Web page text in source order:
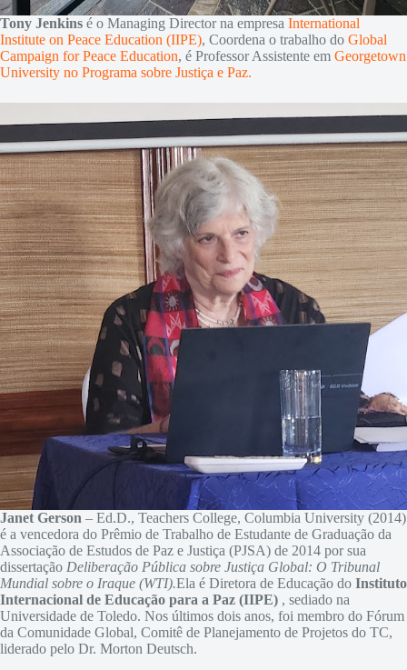
Tony Jenkins é o Managing Director na empresa International
Institute on Peace Education (IIPE), Coordena o trabalho do Global
Campaign for Peace Education, é Professor Assistente em Georgetown
University no Programa sobre Justiça e Paz.
Janet Gerson – Ed.D., Teachers College, Columbia University (2014)
é a vencedora do Prêmio de Trabalho de Estudante de Graduação da
Associação de Estudos de Paz e Justiça (PJSA) de 2014 por sua
dissertação Deliberação Pública sobre Justiça Global: O Tribunal
Mundial sobre o Iraque (WTI).Ela é Diretora de Educação do Instituto
Internacional de Educação para a Paz (IIPE) , sediado na
Universidade de Toledo. Nos últimos dois anos, foi membro do Fórum
da Comunidade Global, Comitê de Planejamento de Projetos do TC,
liderado pelo Dr. Morton Deutsch.